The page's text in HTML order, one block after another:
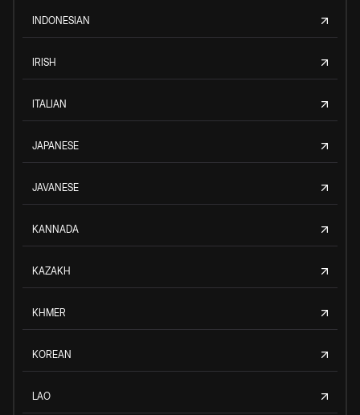
INDONESIAN
IRISH
ITALIAN
JAPANESE
JAVANESE
KANNADA
KAZAKH
KHMER
KOREAN
LAO